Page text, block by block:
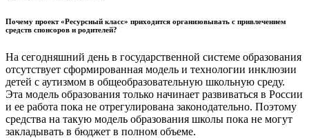
Почему проект «Ресурсный класс» приходится организовывать с привлечением
средств спонсоров и родителей?
На сегодняшний день в государственной системе образования
отсутствует сформированная модель и технологии инклюзии
детей с аутизмом в общеобразовательную школьную среду.
Эта модель образования только начинает развиваться в России
и ее работа пока не отрегулирована законодательно. Поэтому
средства на такую модель образования школы пока не могут
закладывать в бюджет в полном объеме.